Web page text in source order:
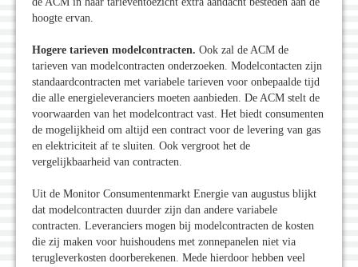
hoogte ervan.
Hogere tarieven modelcontracten. Ook zal de ACM de
tarieven van modelcontracten onderzoeken. Modelcontacten zijn
standaardcontracten met variabele tarieven voor onbepaalde tijd
die alle energieleveranciers moeten aanbieden. De ACM stelt de
voorwaarden van het modelcontract vast. Het biedt consumenten
de mogelijkheid om altijd een contract voor de levering van gas
en elektriciteit af te sluiten. Ook vergroot het de
vergelijkbaarheid van contracten.
Uit de Monitor Consumentenmarkt Energie van augustus blijkt
dat modelcontracten duurder zijn dan andere variabele
contracten. Leveranciers mogen bij modelcontracten de kosten
die zij maken voor huishoudens met zonnepanelen niet via
terugleverkosten doorberekenen. Mede hierdoor hebben veel